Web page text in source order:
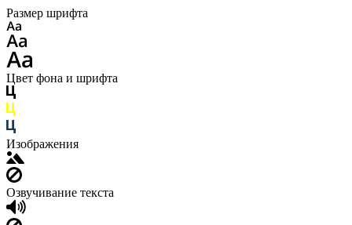
Размер шрифта
Цвет фона и шрифта
Изображения
Озвучивание текста